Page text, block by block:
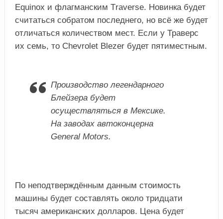
Equinox и флагманским Тraverse. Новинка будет
считаться собратом последнего, но всё же будет
отличаться количеством мест. Если у Траверс
их семь, то Chevrolet Blezer будет пятиместным.
Производство легендарного
Блейзера будет
осуществляться в Мексике.
На заводах автоконцерна
Gеneral Mоtors.
По неподтверждённым данным стоимость
машины будет составлять около тридцати
тысяч американских долларов. Цена будет